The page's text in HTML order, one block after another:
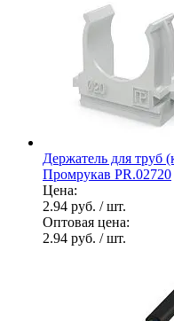
Держатель для труб
Промрукав PR.02720
Цена:
2.94 руб. / шт.
Оптовая цена:
2.94 руб. / шт.